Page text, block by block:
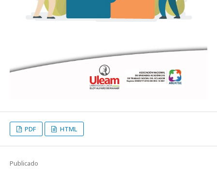
PDF HTML
Publicado